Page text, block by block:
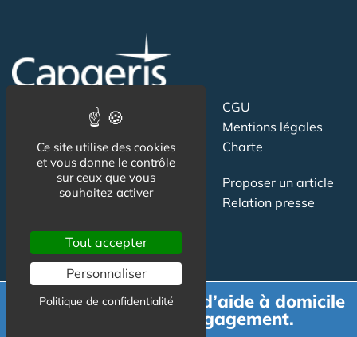
CGU
Mentions légales
Charte
Contact
Newsletter
Proposer un article
Relation presse
Demande de devis d’aide à domicile
gratuit et sans engagement.
Ce site utilise des cookies
et vous donne le contrôle
sur ceux que vous
souhaitez activer
Tout accepter
Personnaliser
Politique de confidentialité